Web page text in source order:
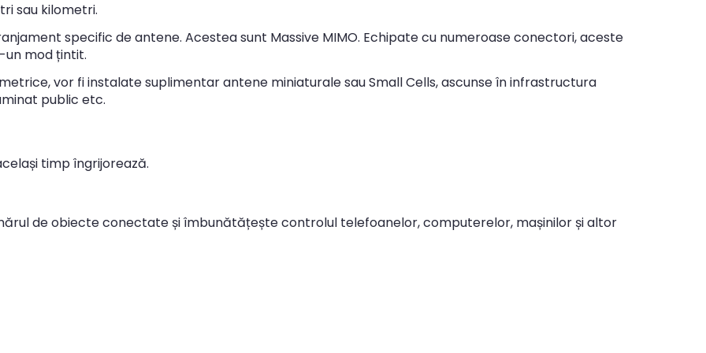
sau kilometri.
specific de antene. Acestea sunt Massive MIMO. Echipate cu numeroase conectori, aceste
mod țintit.
vor fi instalate suplimentar antene miniaturale sau Small Cells, ascunse în infrastructura
public etc.
timp îngrijorează.
de obiecte conectate și îmbunătățește controlul telefoanelor, computerelor, mașinilor și altor